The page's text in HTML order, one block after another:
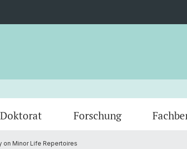
Doktorat Forschung
on Minor Life Repertoires